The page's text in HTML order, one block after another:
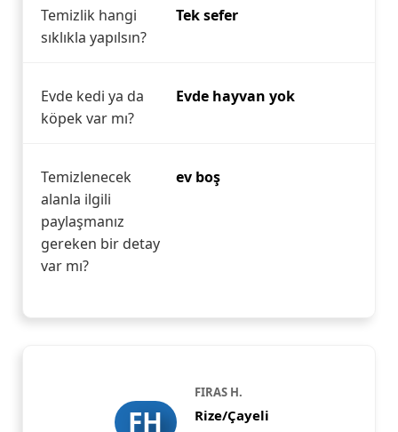
Temizlik hangi
sıklıkla yapılsın?
Tek sefer
Evde kedi ya da
köpek var mı?
Evde hayvan yok
Temizlenecek
alanla ilgili
paylaşmanız
gereken bir detay
var mı?
ev boş
FH
FIRAS H.
Rize/Çayeli